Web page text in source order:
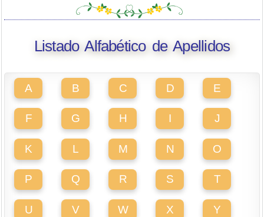
Listado Alfabético de Apellidos
A B C D E
F G H I J
K L M N O
P Q R S T
U V W X Y